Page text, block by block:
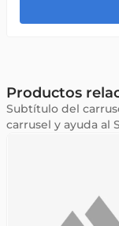
Productos
Subtítulo del
carrusel y ayuda al